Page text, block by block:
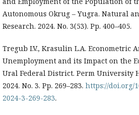
Autonomous Okrug – Yugra. Natural
Research. 2024. No. 3(53). Pp. 400–405.
Tregub I.V., Krasulin L.A. Econometric
Unemployment and its Impact on the
Ural Federal District. Perm University
2024. No. 3. Pp. 269–283. https://doi.org/
2024-3-269-283.